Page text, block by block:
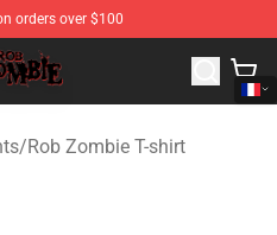
orders over $100
Rob Zombie Merchandise
/Rob Zombie T-shirt